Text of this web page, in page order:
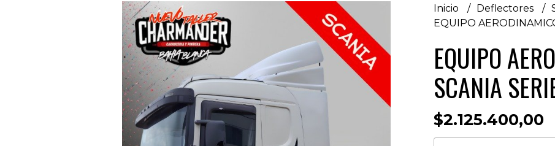
Inicio Deflectores
EQUIPO
EQUIPO
SCANIA
$2.125.400,00